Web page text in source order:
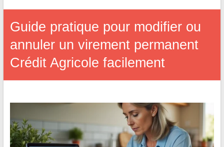
Guide pratique pour modifier ou
annuler un virement permanent
Crédit Agricole facilement